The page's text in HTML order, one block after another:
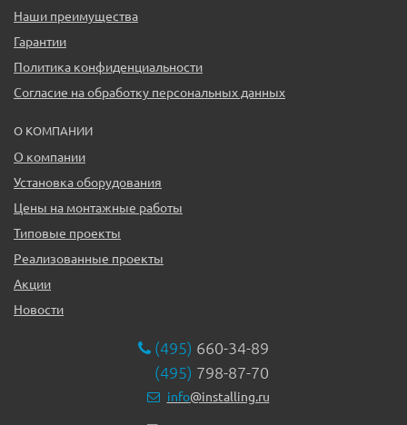
Наши преимущества
Гарантии
Политика конфиденциальности
Согласие на обработку персональных данных
О КОМПАНИИ
О компании
Установка оборудования
Цены на монтажные работы
Типовые проекты
Реализованные проекты
Акции
Новости
(495) 660-34-89
(495) 798-87-70
info@installing.ru